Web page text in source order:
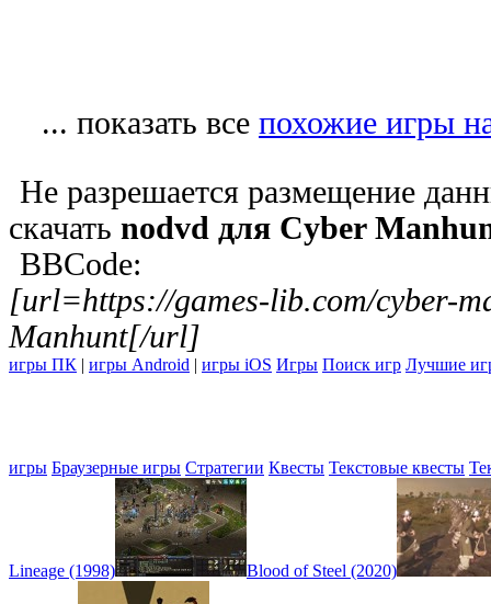
... показать все похожие игры
Не разрешается размещение
скачать nodvd для Cyber
BBCode:
[url=https://games-lib.com/cyber-
Manhunt[/url]
игры ПК | игры Android | игры iOS Игры Поиск игр Лучшие
игры Браузерные игры Стратегии Квесты Текстовые квесты
Lineage (1998) Blood of Steel (2020)